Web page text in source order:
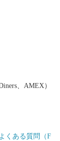
花火大会」で
囲が広くスケ
人まで所属す
」があり、ま
は柏崎の最新
とができます♪
、AMEX）
よくある質問（F